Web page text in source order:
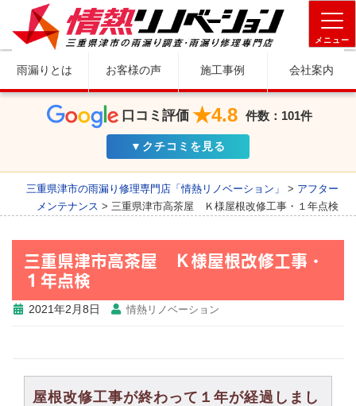
メニュー
雨漏りとは お客様の声 施工事例 会社案内
口コミ評価 ★4.8 件数：101件
▼クチコミを見る
三重県津市の雨漏り修理専門店「情熱リノベーション」 > アフター
メンテナンス > 三重県津市高茶屋 Ｋ様屋根改修工事・１年点検
三重県津市高茶屋 Ｋ様屋根改修工事・
１年点検
2021年2月8日 情熱リノベーション
屋根改修工事が終わって１年が経過しまし